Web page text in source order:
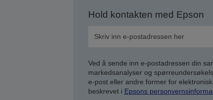
Hold kontakten med Epson
Ved å sende inn e-postadressen din
markedsanalyser og
e-post eller andre former for
beskrevet i Epsons